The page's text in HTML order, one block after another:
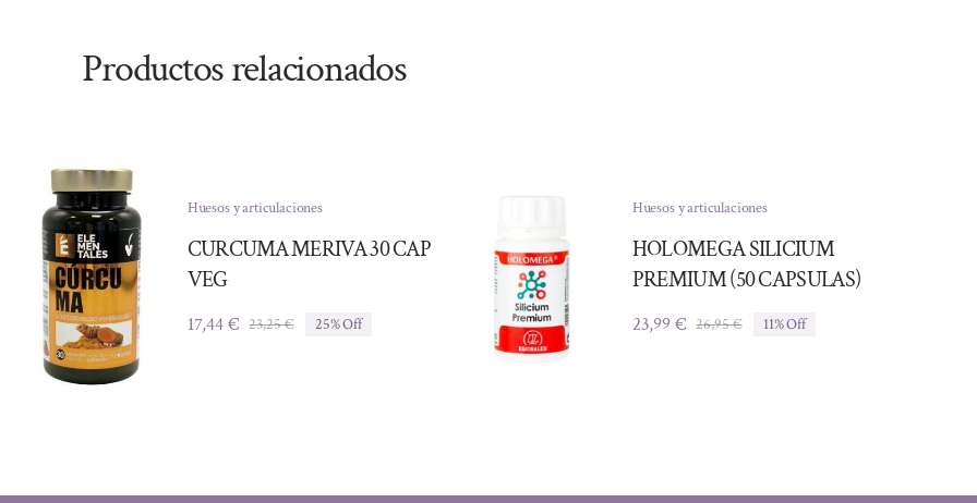
Productos relacionados
Huesos y articulaciones
CURCUMA MERIVA 30 CAP
VEG
23,25€El
17,44€
El
25% Off
Huesos y articulaciones
HOLOMEGA SILICIUM
PREMIUM (50 CAPSULAS)
26,95€El
23,99€
El
11% Off